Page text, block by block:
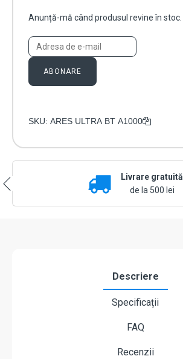
Anunță-mă când produsul revine în stoc.
ABONARE
SKU: ARES ULTRA BT A1000
Livrare gratuită
de la 500 lei
Descriere
Specificații
FAQ
Recenzii